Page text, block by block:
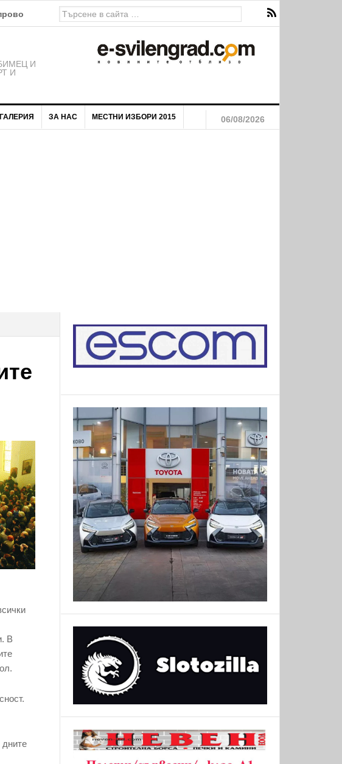
на река Марица
И
И
ГАЛЕРИЯ ЗА НАС МЕСТНИ ИЗБОРИ 2015 06/08/2026
В
дните